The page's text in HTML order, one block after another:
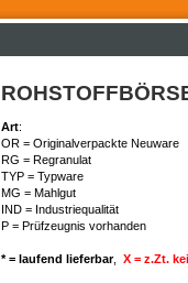
Art:
OR = Originalverpackte Neuware
RG = Regranulat
TYP = Typware
MG = Mahlgut
IND = Industriequalität
P = Prüfzeugnis vorhanden
* = laufend lieferbar, X = z.Zt.